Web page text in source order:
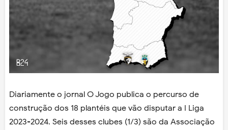
Diariamente o jornal O Jogo publica o percurso de
construção dos 18 plantéis que vão disputar a I Liga
2023-2024. Seis desses clubes (1/3) são da Associação